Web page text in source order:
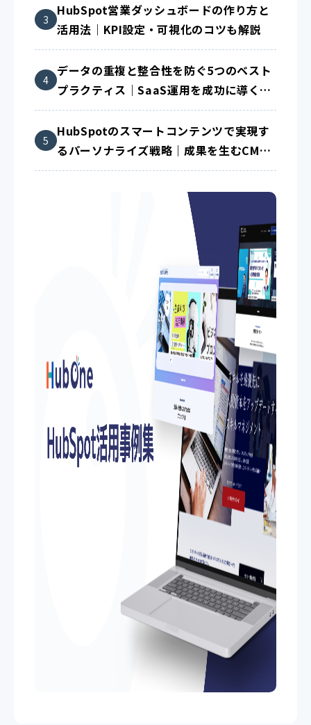
HubSpot営業ダッシュボードの作り方と
活用法｜KPI設定・可視化のコツも解説
データの重複と整合性を防ぐ5つのベスト
プラクティス｜SaaS運用を成功に導く方
法
HubSpotのスマートコンテンツで実現す
るパーソナライズ戦略｜成果を生むCMS
活用術